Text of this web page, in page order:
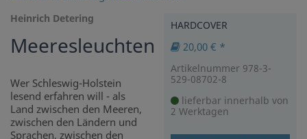
Heinrich Detering
Meeresleuchten
Wer Schleswig-Holstein
lesend erfahren will - als
Land zwischen den Meeren,
zwischen den Ländern und
Sprachen, zwischen den
HARDCOVER
20,00 € *
Artikelnummer 978-3-
529-08702-8
lieferbar innerhalb von
2 Werktagen